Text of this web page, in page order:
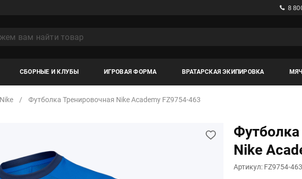
8
СБОРНЫЕ И КЛУБЫ ИГРОВАЯ ФОРМА ВРАТАРСКАЯ ЭКИПИРОВКА
Nike Футболка Тренировочная Nike Academy FZ9754-463
Nike
Артикул: FZ9754-463